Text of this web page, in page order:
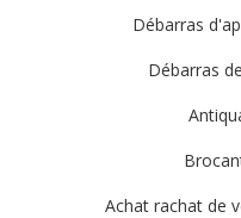
Débarras
Débarras
Achat rachat de